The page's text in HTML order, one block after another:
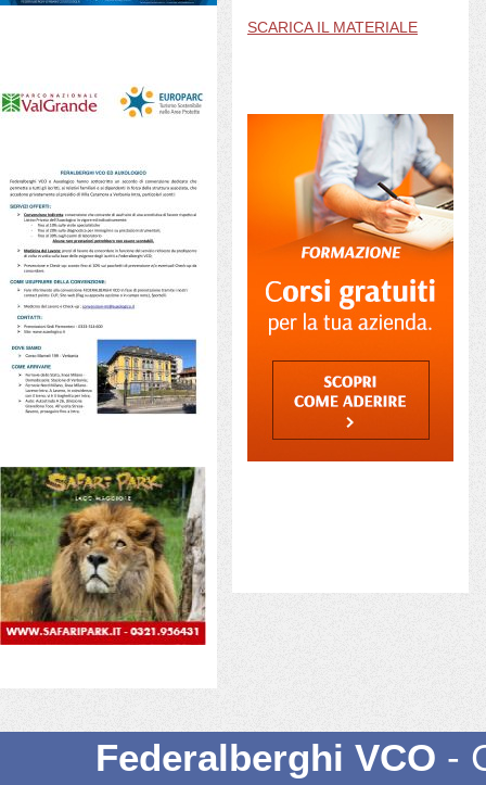
SCARICA IL MATERIALE
Federalberghi VCO -